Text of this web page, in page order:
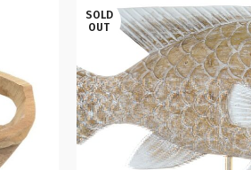
SOLD
OUT